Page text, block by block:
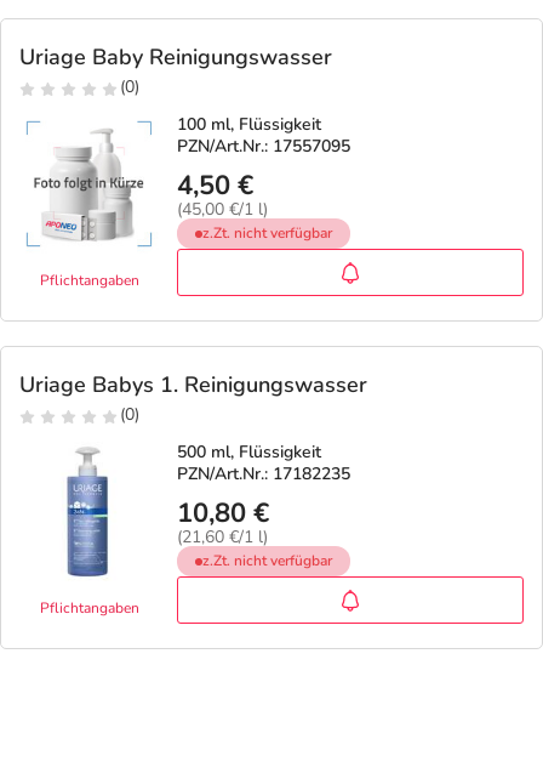
Uriage Baby Reinigungswasser
(0)
Pflichtangaben
100 ml, Flüssigkeit
PZN/Art.Nr.: 17557095
4,50 €
(45,00 €/1 l)
z.Zt. nicht verfügbar
Uriage Babys 1. Reinigungswasser
(0)
Pflichtangaben
500 ml, Flüssigkeit
PZN/Art.Nr.: 17182235
10,80 €
(21,60 €/1 l)
z.Zt. nicht verfügbar